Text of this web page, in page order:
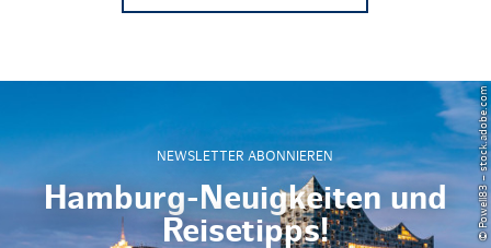
NEWSLETTER ABONNIEREN
Hamburg-Neuigkeiten und
Reisetipps!
© Powell83 – stock.adobe.com